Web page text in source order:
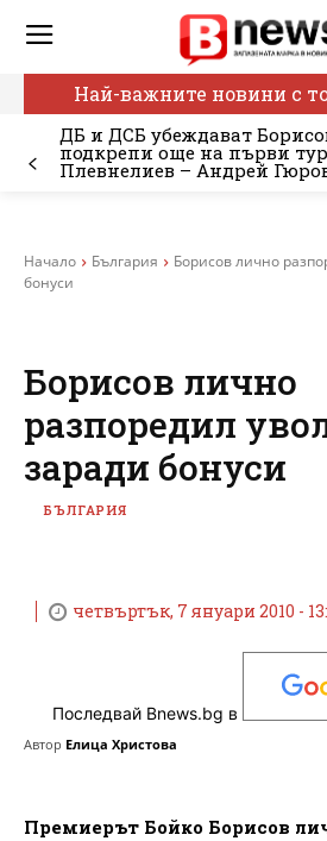
Най-важните новини с
ДБ и ДСБ убеждават
подкрепи още на първи
Плевнелиев – Андрей
Начало България
Борисов лично
бонуси
Борисов лично
разпоредил
заради бонуси
БЪЛГАРИЯ
четвъртък, 7 януари 2010 -
Последвай Bnews.bg в
Автор Елица Христова
Премиерът Бойко Борисов